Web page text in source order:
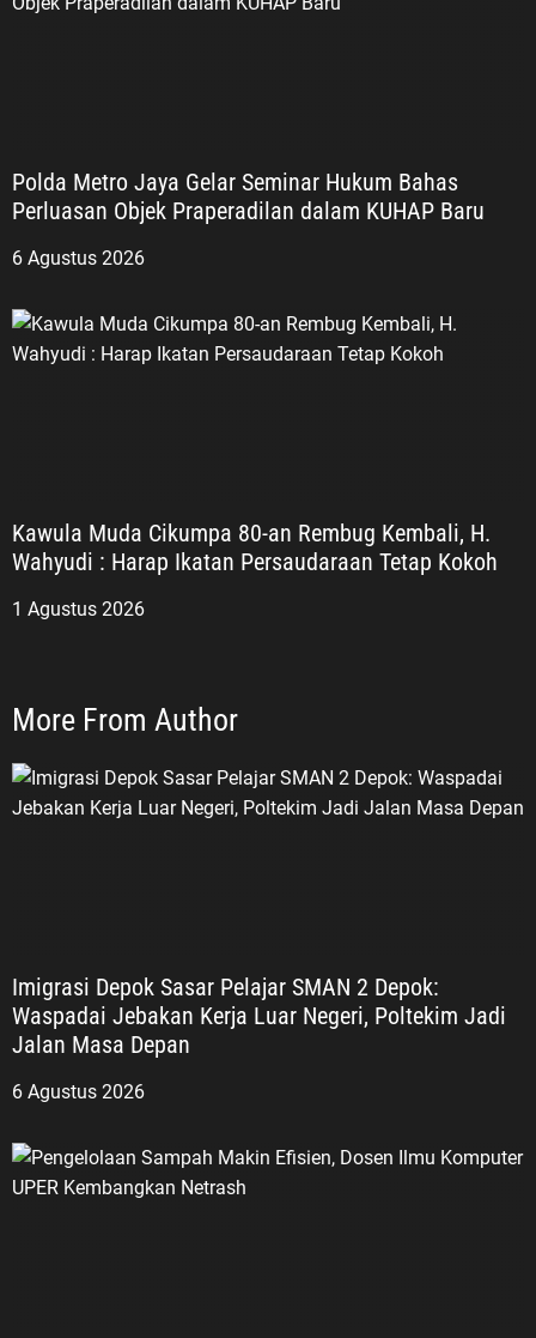
Polda Metro Jaya Gelar Seminar Hukum Bahas
Perluasan Objek Praperadilan dalam KUHAP Baru
6 Agustus 2026
Kawula Muda Cikumpa 80-an Rembug Kembali, H.
Wahyudi : Harap Ikatan Persaudaraan Tetap Kokoh
1 Agustus 2026
More From Author
Imigrasi Depok Sasar Pelajar SMAN 2 Depok:
Waspadai Jebakan Kerja Luar Negeri, Poltekim Jadi
6 Agustus 2026